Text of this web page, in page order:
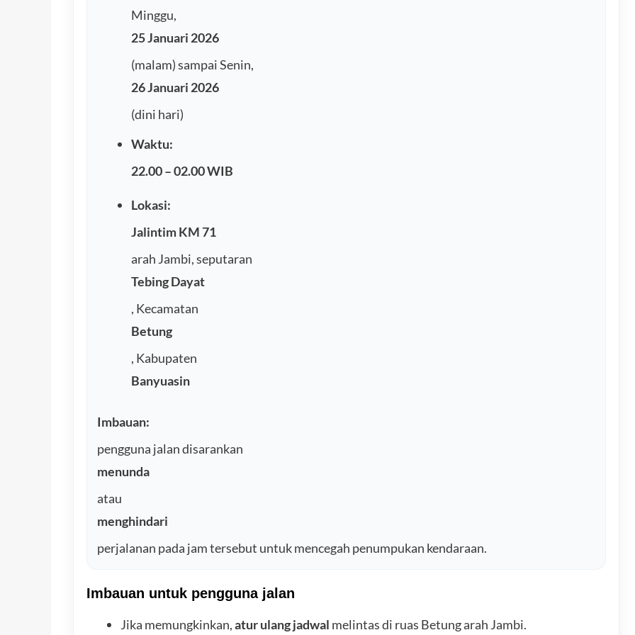
Minggu,
25 Januari 2026
(malam) sampai Senin,
26 Januari 2026
(dini hari)
Waktu:
22.00 – 02.00 WIB
Lokasi:
Jalintim KM 71
arah Jambi, seputaran
Tebing Dayat
, Kecamatan
Betung
, Kabupaten
Banyuasin
Imbauan:
pengguna jalan disarankan
menunda
atau
menghindari
perjalanan pada jam tersebut untuk mencegah penumpukan kendaraan.
Imbauan untuk pengguna jalan
Jika memungkinkan,atur ulang jadwal melintas di ruas Betung arah Jambi.